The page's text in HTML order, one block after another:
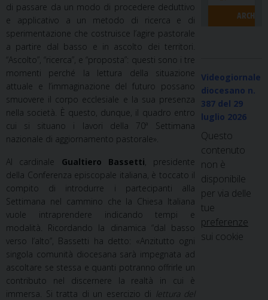
di passare da un modo di procedere deduttivo
e applicativo a un metodo di ricerca e di
sperimentazione che costruisce l’agire pastorale
a partire dal basso e in ascolto dei territori.
“Ascolto”, “ricerca”, e “proposta”: questi sono i tre
momenti perché la lettura della situazione
attuale e l’immaginazione del futuro possano
smuovere il corpo ecclesiale e la sua presenza
nella società. È questo, dunque, il quadro entro
cui si situano i lavori della 70ª Settimana
nazionale di aggiornamento pastorale».
Al cardinale Gualtiero Bassetti, presidente
della Conferenza episcopale italiana, è toccato il
compito di introdurre i partecipanti alla
Settimana nel cammino che la Chiesa Italiana
vuole intraprendere indicando tempi e
modalità. Ricordando la dinamica “dal basso
verso l’alto”, Bassetti ha detto: «Anzitutto ogni
singola comunità diocesana sarà impegnata ad
ascoltare se stessa e quanti potranno offrirle un
contributo nel discernere la realtà in cui è
immersa. Si tratta di un esercizio di lettura del
Videogiornale
diocesano n.
387 del 29
luglio 2026
Questo
contenuto
non è
disponibile
per via delle
tue
preferenze
sui cookie